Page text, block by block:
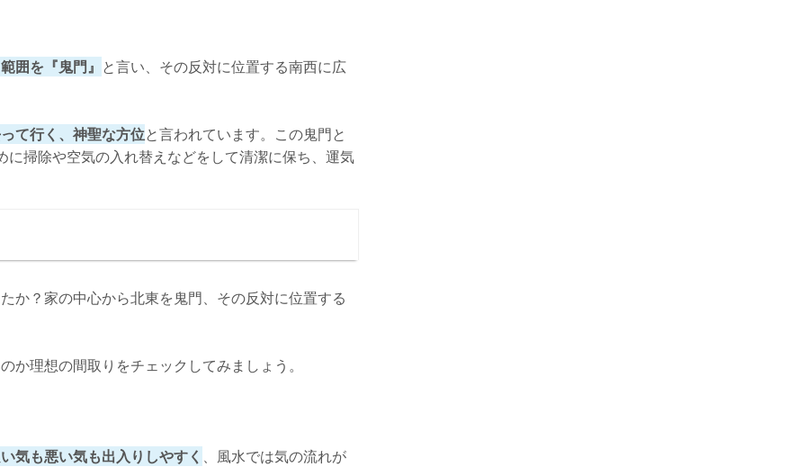
囲を『鬼門』 と言い、その反対に位置する南西に広
て行く、神聖な方位と言われています。この鬼門と
に掃除や空気の入れ替えなどをして清潔に保ち、運気
か？家の中心から北東を鬼門、その反対に位置する
か理想の間取りをチェックしてみましょう。
気も悪い気も出入りしやすく 、風水では気の流れが